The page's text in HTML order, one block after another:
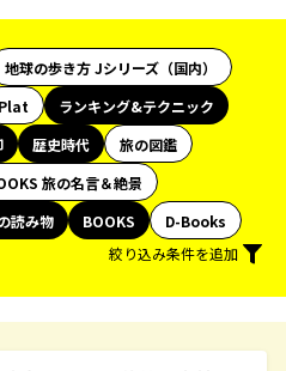
地球の歩き方 Jシリーズ（国内）
Plat
ランキング&テクニック
歴史時代
旅の図鑑
旅の名言＆絶景
読み物 BOOKS
D-Books
絞り込み条件を追加